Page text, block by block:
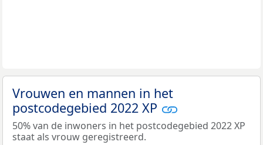
Vrouwen en mannen in het
postcodegebied 2022 XP
50% van de inwoners in het postcodegebied 2022 XP
staat als vrouw geregistreerd.